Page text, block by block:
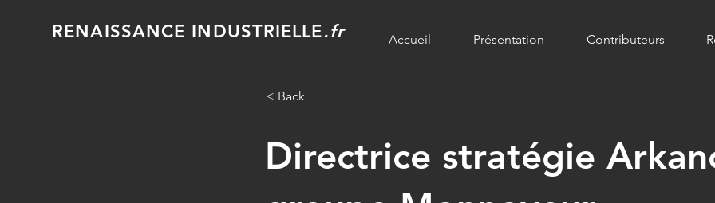
RENAISSANCE INDUSTRIELLE.fr Accueil Présentation Contributeurs
< Back
Directrice stratégie